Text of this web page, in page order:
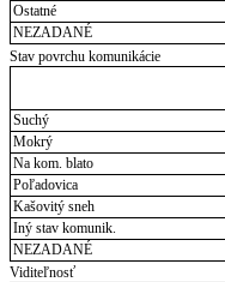
Ostatné
NEZADANÉ
Stav povrchu komunikácie
Suchý
Mokrý
Na kom. blato
Poľadovica
Kašovitý sneh
Iný stav komunik.
NEZADANÉ
Viditeľnosť